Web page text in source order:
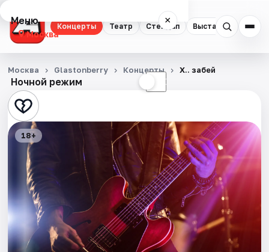
Концерты Театр Стендап Выставки
Меню ×
Москва
Концерты
Театр
Стендап
Выставки
Квесты
Экскурсии
Спорт
Ночной режим ☾
Москва Glastonberry Концерты Х.. забей
18+